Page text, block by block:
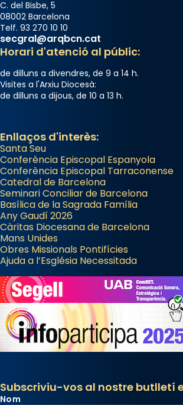
C. del Bisbe, 5
08002 Barcelona
Telf. 93 270 10 10
secgral@arqbcn.cat
Horari d'atenció al públic:
de dilluns a divendres, de 9 a 14 h.
Visites a l'Arxiu Diocesà:
de dilluns a dijous, de 10 a 13 h.
Enllaços d'interès:
Santa Seu
Conferència Episcopal Espanyola
Conferència Episcopal Tarraconense
Catedral de Barcelona
Seminari Conciliar de Barcelona
Basílica de la Sagrada Família
Any Gaudí 2026
Càritas Diocesana de Barcelona
Mans Unides
Obres Missionals Pontifícies
Ajuda a l’Església Necessitada
Subscriviu-vos al nostre butlletí
Nom